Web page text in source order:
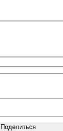
Поделиться